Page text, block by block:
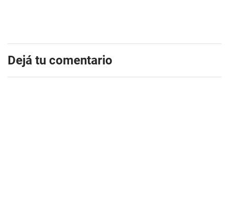
Dejá tu comentario